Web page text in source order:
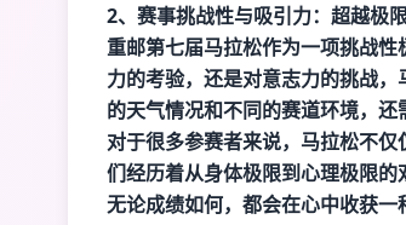
2、赛事挑战性与吸引力：超越极
重邮第七届马拉松作为一项挑战
力的考验，还是对意志力的挑战
的天气情况和不同的赛道环境，
对于很多参赛者来说，马拉松不
们经历着从身体极限到心理极限的
无论成绩如何，都会在心中收获一